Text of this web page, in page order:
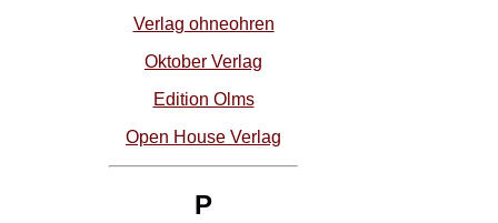
Verlag ohneohren
Oktober Verlag
Edition Olms
Open House Verlag
P